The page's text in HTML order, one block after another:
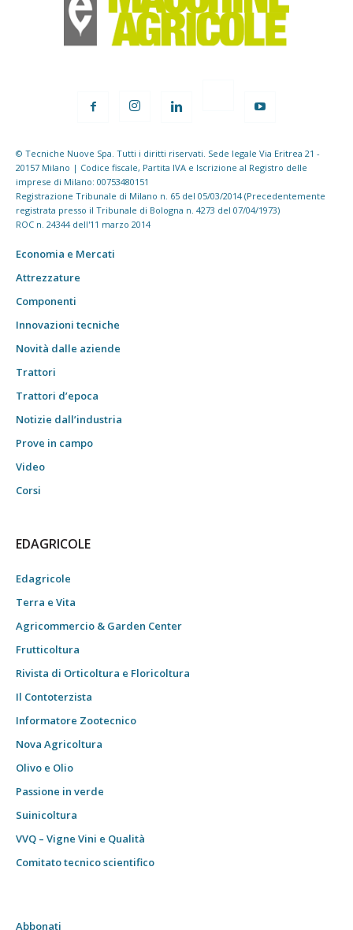
© Tecniche Nuove Spa. Tutti i diritti riservati. Sede legale Via Eritrea 21 -
20157 Milano | Codice fiscale, Partita IVA e Iscrizione al Registro delle
imprese di Milano: 00753480151
Registrazione Tribunale di Milano n. 65 del 05/03/2014 (Precedentemente
registrata presso il Tribunale di Bologna n. 4273 del 07/04/1973)
ROC n. 24344 dell'11 marzo 2014
Economia e Mercati
Attrezzature
Componenti
Innovazioni tecniche
Novità dalle aziende
Trattori
Trattori d’epoca
Notizie dall’industria
Prove in campo
Video
Corsi
EDAGRICOLE
Edagricole
Terra e Vita
Agricommercio & Garden Center
Frutticoltura
Rivista di Orticoltura e Floricoltura
Il Contoterzista
Informatore Zootecnico
Nova Agricoltura
Olivo e Olio
Passione in verde
Suinicoltura
VVQ – Vigne Vini e Qualità
Comitato tecnico scientifico
Abbonati